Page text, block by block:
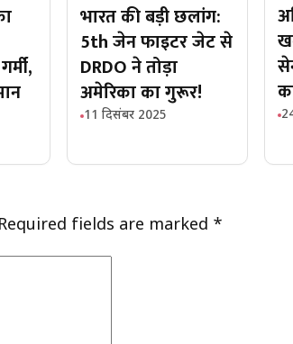
भारत की बड़ी छलांग:
5th जेन फाइटर जेट से
DRDO ने तोड़ा
अमेरिका का गुरूर!
11 दिसंबर 2025
Required fields are marked *